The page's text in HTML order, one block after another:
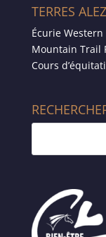
TERRES
Écurie Western
Mountain Trail
Cours